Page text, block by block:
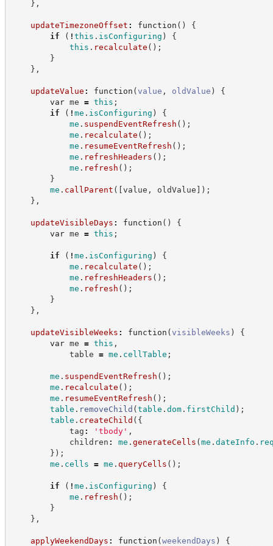
} ,
updateTimezoneOffset : function ( )
{
if
( !this . isConfiguring )
{
this . recalculate ( ) ;
}
} ,
updateValue : function (value , oldValue )
{
var me = this ;
if
( !me . isConfiguring )
{
me . suspendEventRefresh ( ) ;
me . recalculate ( ) ;
me . resumeEventRefresh ( ) ;
me . refreshHeaders ( ) ;
me . refresh ( ) ;
}
me . callParent ( [value , oldValue ] ) ;
} ,
updateVisibleDays : function ( )
{
var me = this ;
if ( !me . isConfiguring )
{
me . recalculate ( ) ;
me . refreshHeaders ( ) ;
me . refresh ( ) ;
}
} ,
updateVisibleWeeks : function (visibleWeeks )
{
var me = this ,
table = me . cellTable ;
me . suspendEventRefresh ( ) ;
me . recalculate ( ) ;
me . resumeEventRefresh ( ) ;
table . removeChild (table .dom . firstChild ) ;
table . createChild ( {
tag : 'tbody ' ,
children : me .generateCells (me .dateInfo .
} ) ;
me . cells = me . queryCells ( ) ;
if ( !me . isConfiguring )
{
me . refresh ( ) ;
}
} ,
applyWeekendDays : function (weekendDays )
{